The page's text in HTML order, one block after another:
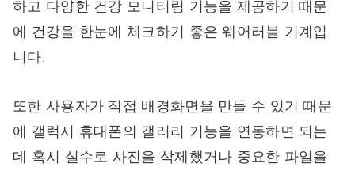
하고 다양한 건강 모니터링 기능을 제공하기 때문
에 건강을 한눈에 체크하기 좋은 웨어러블 기계입
니다.
또한 사용자가 직접 배경화면을 만들 수 있기 때문
에 갤럭시 휴대폰의 갤러리 기능을 연동하면 되는
데 혹시 실수로 사진을 삭제했거나 중요한 파일을